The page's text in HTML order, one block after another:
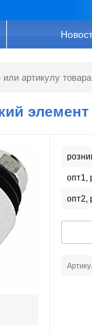
опт1,
опт2,